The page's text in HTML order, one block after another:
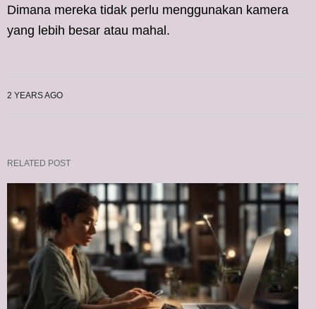
Dimana mereka tidak perlu menggunakan kamera
yang lebih besar atau mahal.
2 YEARS AGO
RELATED POST